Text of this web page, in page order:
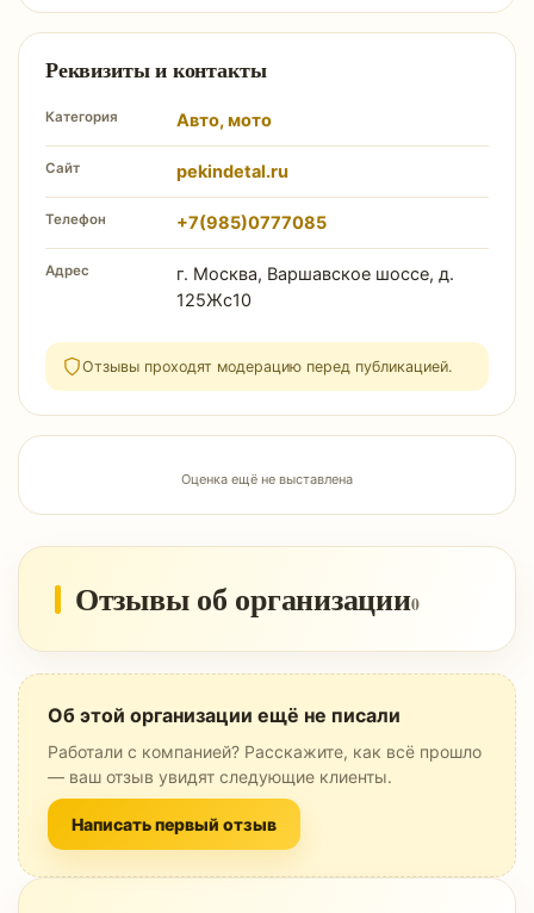
Реквизиты и контакты
Категория Авто, мото
Сайт pekindetal.ru
Телефон +7(985)0777085
Адрес
г. Москва, Варшавское шоссе, д.
125Жс10
Отзывы проходят модерацию перед публикацией.
Оценка ещё не выставлена
Отзывы об организации0
Об этой организации ещё не писали
Работали с компанией? Расскажите, как всё прошло
— ваш отзыв увидят следующие клиенты.
Написать первый отзыв